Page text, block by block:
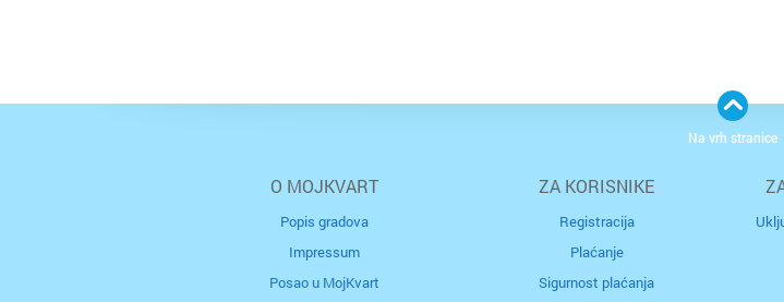
O MOJKVART
Popis gradova
Impressum
Posao u MojKvart
ZA KORISNIKE
Registracija
Plaćanje
Sigurnost plaćanja
Na vrh stranice